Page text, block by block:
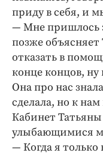
приду в себя, и
— Мне пришлось
позже
отказать в
конце концов, ну
Она про нас
сделала, но к
Кабинет
улыбающимися
— Когда я только